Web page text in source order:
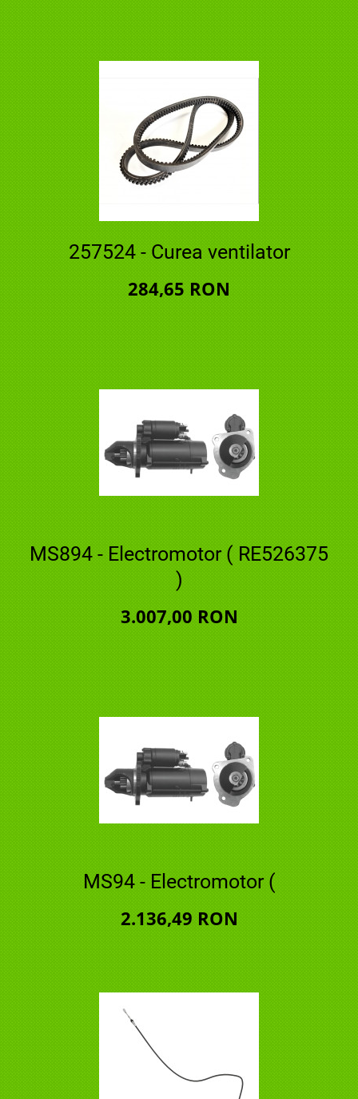
257524 - Curea ventilator
284,65 RON
MS894 - Electromotor ( RE526375
)
3.007,00 RON
MS94 - Electromotor (
2.136,49 RON